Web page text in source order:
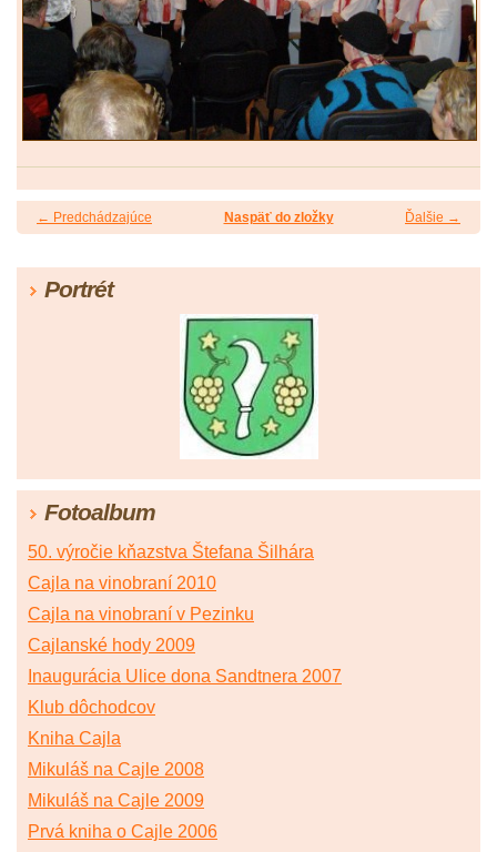
← Predchádzajúce Ďalšie →
Naspäť do zložky
Portrét
Fotoalbum
50. výročie kňazstva Štefana Šilhára
Cajla na vinobraní 2010
Cajla na vinobraní v Pezinku
Cajlanské hody 2009
Inaugurácia Ulice dona Sandtnera 2007
Klub dôchodcov
Kniha Cajla
Mikuláš na Cajle 2008
Mikuláš na Cajle 2009
Prvá kniha o Cajle 2006